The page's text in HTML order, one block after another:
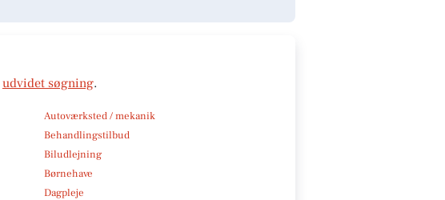
udvidet søgning.
Autoværksted / mekanik
Behandlingstilbud
Biludlejning
Børnehave
Dagpleje